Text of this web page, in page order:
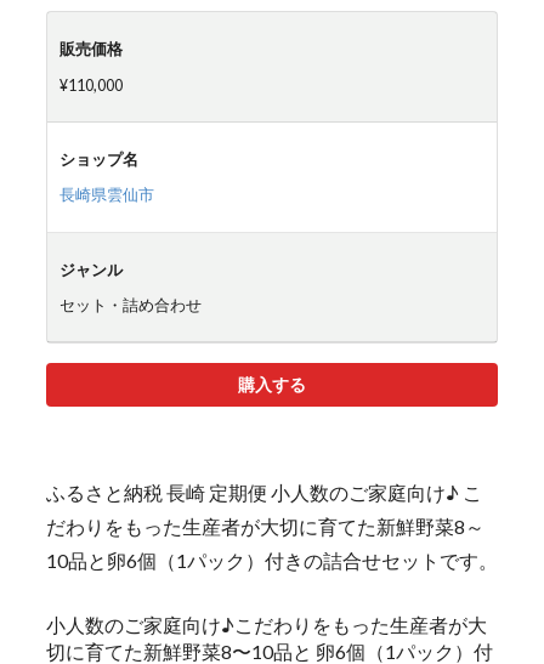
販売価格
¥110,000
ショップ名
長崎県雲仙市
ジャンル
セット・詰め合わせ
購入する
ふるさと納税 長崎 定期便 小人数のご家庭向け♪ こ
だわりをもった生産者が大切に育てた新鮮野菜8～
10品と卵6個（1パック）付きの詰合せセットです。
小人数のご家庭向け♪こだわりをもった生産者が大
切に育てた新鮮野菜8〜10品と 卵6個（1パック）付